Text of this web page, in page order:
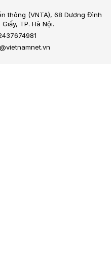
thông (VNTA), 68 Dương Đình
TP. Hà Nội.